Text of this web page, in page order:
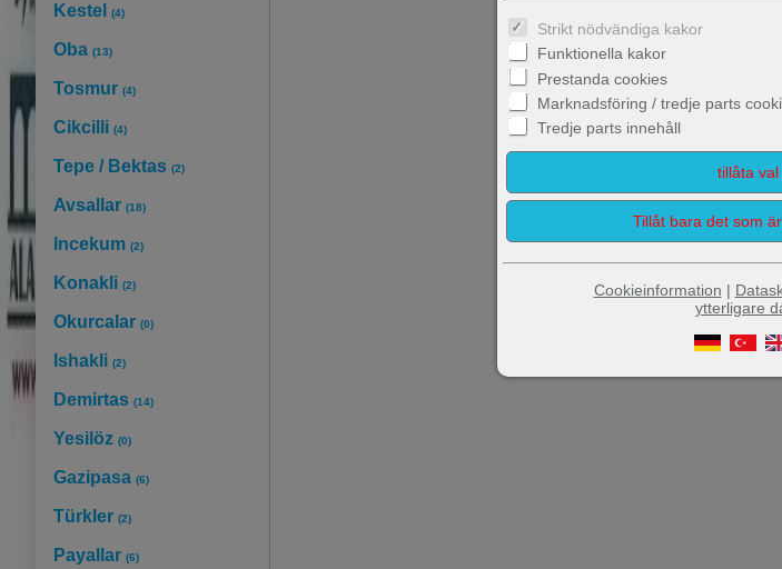
Kestel (4)
Oba (13)
Tosmur (4)
Cikcilli (4)
Tepe / Bektas (2)
Avsallar (18)
Incekum (2)
Konakli (2)
Okurcalar (0)
Ishakli (2)
Demirtas (14)
Yesilöz (0)
Gazipasa (6)
Türkler (2)
Payallar (6)
Strikt nödvändiga kakor
Funktionella kakor
Prestanda cookies
Marknadsföring / tredje parts
Tredje parts innehåll
Cookieinformation |
ytterligare